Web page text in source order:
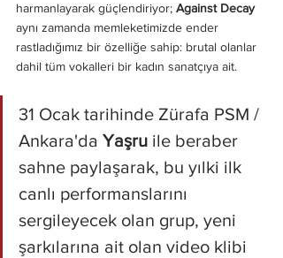
harmanlayarak güçlendiriyor; Against Decay
aynı zamanda memleketimizde ender
rastladığımız bir özelliğe sahip: brutal olanlar
dahil tüm vokalleri bir kadın sanatçıya ait.
31 Ocak tarihinde Zürafa PSM /
Ankara'da Yaşru ile beraber
sahne paylaşarak, bu yılki ilk
canlı performanslarını
sergileyecek olan grup, yeni
şarkılarına ait olan video klibi